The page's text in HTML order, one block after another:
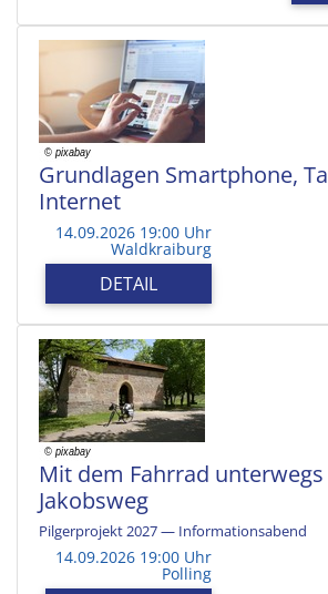
Grundlagen Smartphone,
Internet
14.09.2026 19:00 Uhr
Waldkraiburg
DETAIL
Mit dem Fahrrad
Jakobsweg
Pilgerprojekt 2027 — Informationsabend
14.09.2026 19:00 Uhr
Polling